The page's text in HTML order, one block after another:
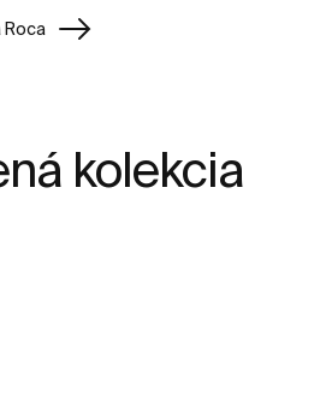
Roca
kolekcia